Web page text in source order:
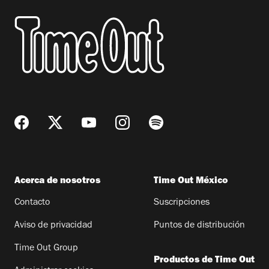
Acerca de nosotros
Contacto
Aviso de privacidad
Time Out Group
Time Out México
Suscripciones
Puntos de distribución
Productos de Time Out